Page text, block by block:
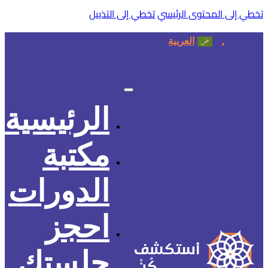
تخطي إلى المحتوى الرئيسيتخطي إلى التذييل
العربية
أستكشف
الرئيسية
مكتبة
الدورات
احجز